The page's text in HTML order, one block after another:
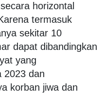
horizontal
termasuk
sekitar 10
dapat dibandingkan
yang
2023 dan
korban jiwa dan